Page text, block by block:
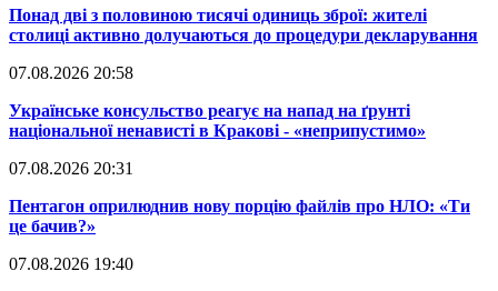
​Понад дві з половиною тисячі одиниць зброї: жителі
столиці активно долучаються до процедури декларування
07.08.2026 20:58
​Українське консульство реагує на напад на ґрунті
національної ненависті в Кракові - «неприпустимо»
07.08.2026 20:31
​Пентагон оприлюднив нову порцію файлів про НЛО: «Ти
це бачив?»
07.08.2026 19:40